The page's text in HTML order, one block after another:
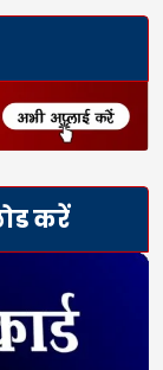
करें